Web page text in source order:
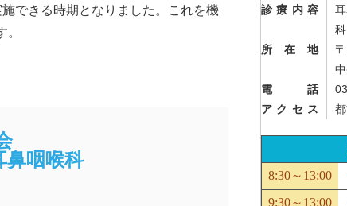
できる時期となりました。これを機
鼻咽喉科
診療内容
科
所在地
電話
アクセス